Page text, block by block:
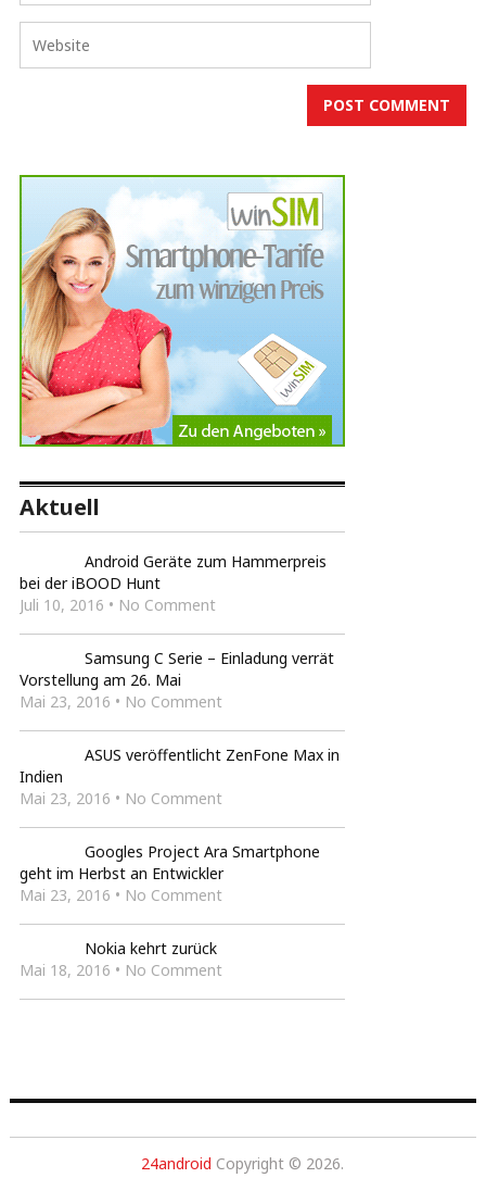
Aktuell
Android Geräte zum Hammerpreis
bei der iBOOD Hunt
Juli 10, 2016 • No Comment
Samsung C Serie – Einladung verrät
Vorstellung am 26. Mai
Mai 23, 2016 • No Comment
ASUS veröffentlicht ZenFone Max in
Indien
Mai 23, 2016 • No Comment
Googles Project Ara Smartphone
geht im Herbst an Entwickler
Mai 23, 2016 • No Comment
Nokia kehrt zurück
Mai 18, 2016 • No Comment
24android Copyright © 2026.